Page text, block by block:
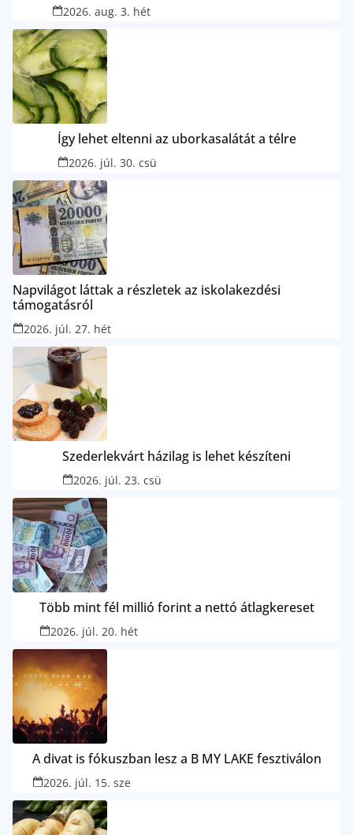
2026. aug. 3. hét
Így lehet eltenni az uborkasalátát a télre
2026. júl. 30. csü
Napvilágot láttak a részletek az iskolakezdési
támogatásról
2026. júl. 27. hét
Szederlekvárt házilag is lehet készíteni
2026. júl. 23. csü
Több mint fél millió forint a nettó átlagkereset
2026. júl. 20. hét
A divat is fókuszban lesz a B MY LAKE fesztiválon
2026. júl. 15. sze